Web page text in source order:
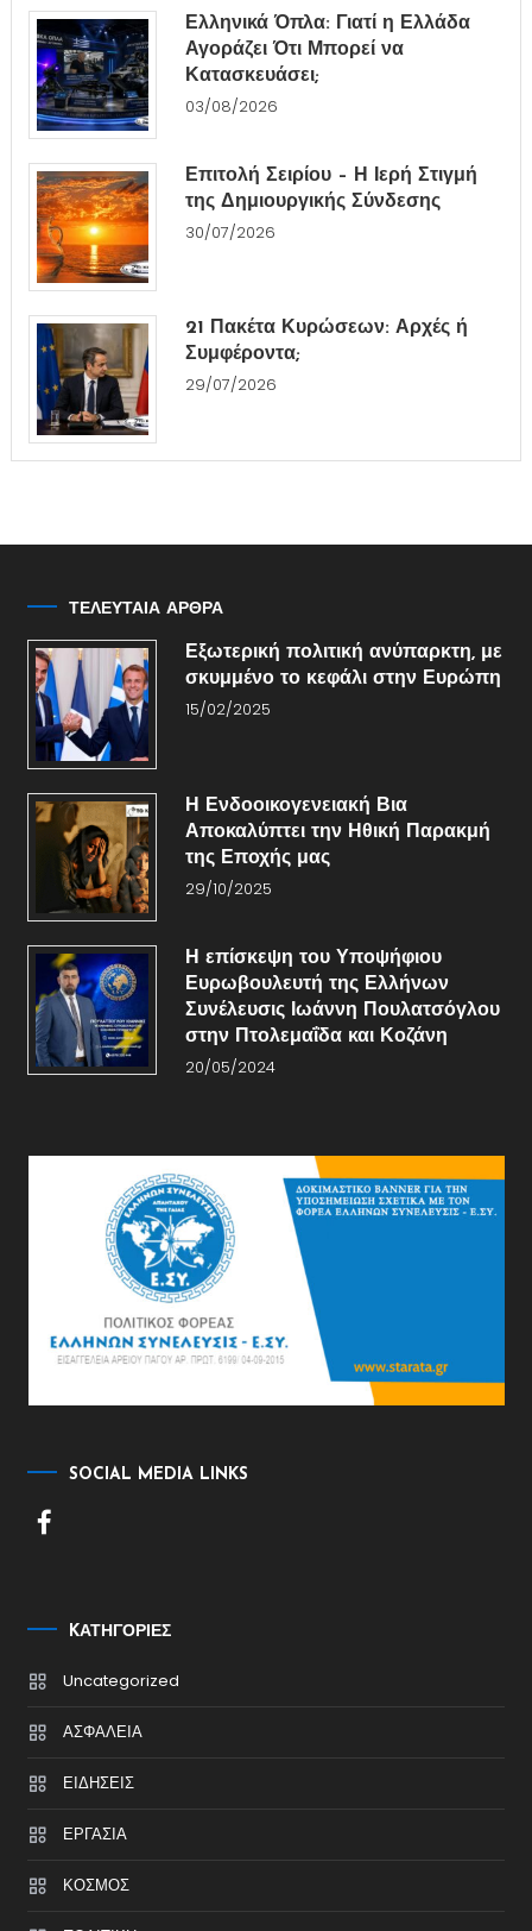
Ελληνικά Όπλα: Γιατί η Ελλάδα
Αγοράζει Ότι Μπορεί να
Κατασκευάσει;
03/08/2026
Επιτολή Σειρίου – Η Ιερή Στιγμή
της Δημιουργικής Σύνδεσης
30/07/2026
21 Πακέτα Κυρώσεων: Αρχές ή
Συμφέροντα;
29/07/2026
ΤΕΛΕΥΤΑΙΑ ΑΡΘΡΑ
Εξωτερική πολιτική ανύπαρκτη, με
σκυμμένο το κεφάλι στην Ευρώπη
15/02/2025
Η Ενδοοικογενειακή Βια
Αποκαλύπτει την Ηθική Παρακμή
της Εποχής μας
29/10/2025
Η επίσκεψη του Υποψήφιου
Ευρωβουλευτή της Ελλήνων
Συνέλευσις Ιωάννη Πουλατσόγλου
στην Πτολεμαΐδα και Κοζάνη
20/05/2024
SOCIAL MEDIA LINKS
KΑΤΗΓΟΡΊΕΣ
Uncategorized
ΑΣΦΑΛΕΙΑ
ΕΙΔΗΣΕΙΣ
ΕΡΓΑΣΙΑ
ΚΟΣΜΟΣ